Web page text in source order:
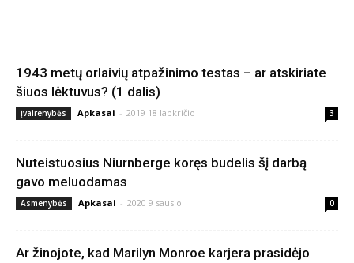
1943 metų orlaivių atpažinimo testas – ar atskiriate
šiuos lėktuvus? (1 dalis)
Įvairenybės Apkasai - 2019 18 lapkričio 3
Nuteistuosius Niurnberge koręs budelis šį darbą
gavo meluodamas
Asmenybės Apkasai - 2020 9 sausio 0
Ar žinojote, kad Marilyn Monroe karjera prasidėjo